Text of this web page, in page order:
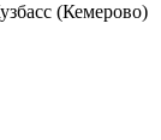
(Кемерово)